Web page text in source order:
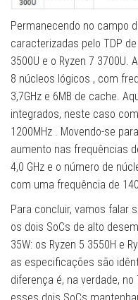
Permanecendo no campo
caracterizadas pelo TDP
3500U e o Ryzen 7
8 núcleos lógicos , com
3,7GHz e 6MB de cache.
integrados, neste caso
1200MHz . Movendo-se
aumento nas frequências
4,0 GHz e o número de
com uma frequência de
Para concluir, vamos falar
os dois SoCs de alto
35W: os Ryzen 5 3550H e
as especificações são
diferença é, na verdade,